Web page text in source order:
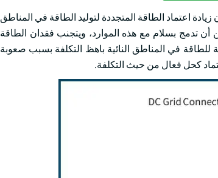
إلى الطلب، يتوقع أن يتجاوز الطلب عن بعد ما يزيد على 8 بلايين دولار بحلول عام 2032. إن زيادة اعتماد الطاقة المتجددة لتوليد الطاقة في المناطق
أن تدمج بسلام مع هذه الموارد، ويتجنب فقدان الطاقة
للطاقة في المناطق النائية باهظ التكلفة بسبب صعوبة
كحل فعال من حيث التكلفة.